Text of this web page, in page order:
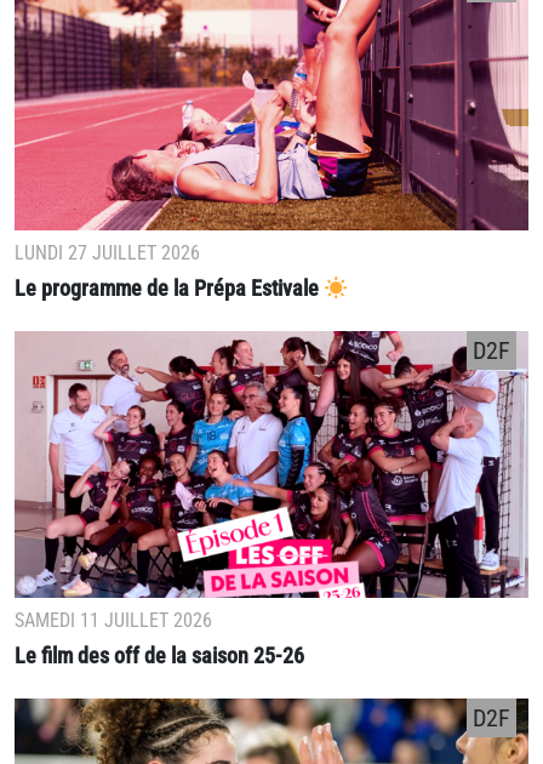
LUNDI 27 JUILLET 2026
Le programme de la Prépa Estivale
SAMEDI 11 JUILLET 2026
Le film des off de la saison 25-26
D2F
D2F